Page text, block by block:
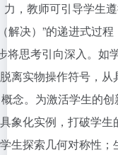
力，教师可引导学生
解决）”的递进式过
将思考引向深入。如
脱离实物操作符号，
概念。为激活学生的
具象化实例，打破学
学生探索几何对称性